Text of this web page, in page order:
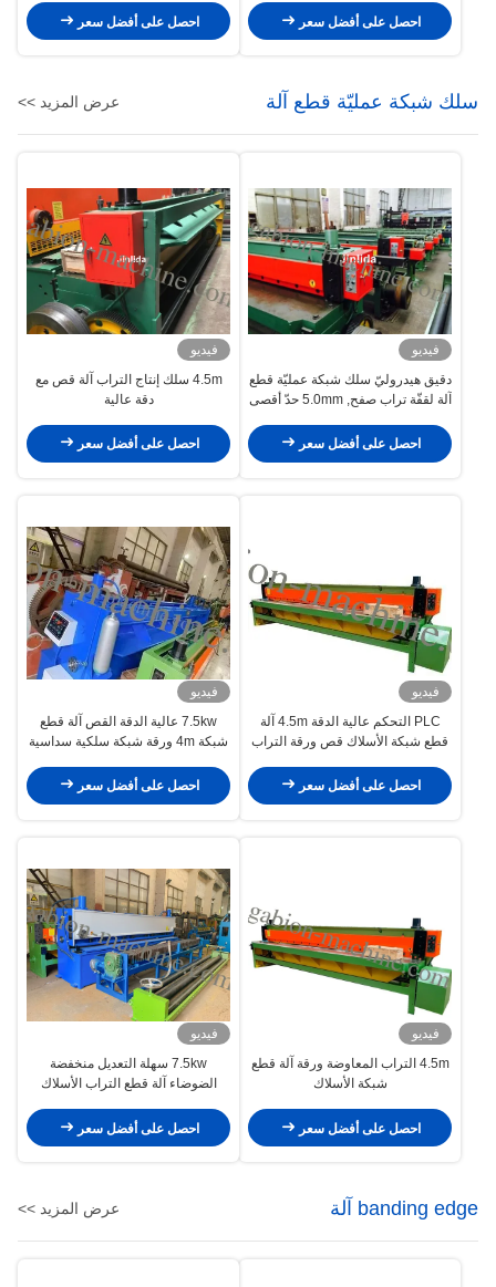
احصل على أفضل سعر احصل على أفضل سعر
سلك شبكة عمليّة قطع آلة عرض المزيد >>
فيديو
دقيق هيدروليّ سلك شبكة عمليّة قطع
آلة لقفّة تراب صفح, 5.0mm حدّ أقصى
احصل على أفضل سعر
فيديو
4.5m سلك إنتاج التراب آلة قص مع
دقة عالية
احصل على أفضل سعر
فيديو
PLC التحكم عالية الدقة 4.5m آلة
قطع شبكة الأسلاك قص ورقة التراب
احصل على أفضل سعر
فيديو
7.5kw عالية الدقة القص آلة قطع
شبكة 4m ورقة شبكة سلكية سداسية
احصل على أفضل سعر
فيديو
4.5m التراب المعاوضة ورقة آلة قطع
شبكة الأسلاك
احصل على أفضل سعر
فيديو
7.5kw سهلة التعديل منخفضة
الضوضاء آلة قطع التراب الأسلاك
احصل على أفضل سعر
banding edge آلة عرض المزيد >>